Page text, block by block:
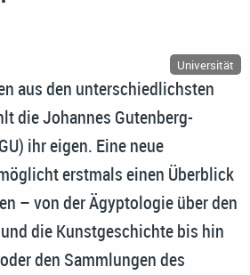
Universität
aus den unterschiedlichsten
die Johannes Gutenberg-
ihr eigen. Eine neue
erstmals einen Überblick
– von der Ägyptologie über den
die Kunstgeschichte bis hin
den Sammlungen des